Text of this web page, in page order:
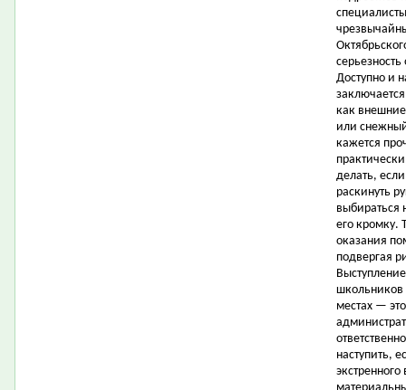
Доступно и
как
или
кажется
делать,
раскинуть
выбираться
его кромку.
оказания
подвергая
школьников
местах —
наступить,